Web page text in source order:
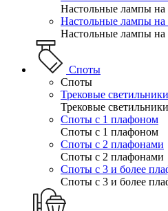
Настольные лампы
Настольные лампы на
Настольные лампы на
Споты
Споты
Трековые светильники
Трековые светильники
Споты с 1 плафоном
Споты с 1 плафоном
Споты с 2 плафонами
Споты с 2 плафонами
Споты с 3 и более
Споты с 3 и более